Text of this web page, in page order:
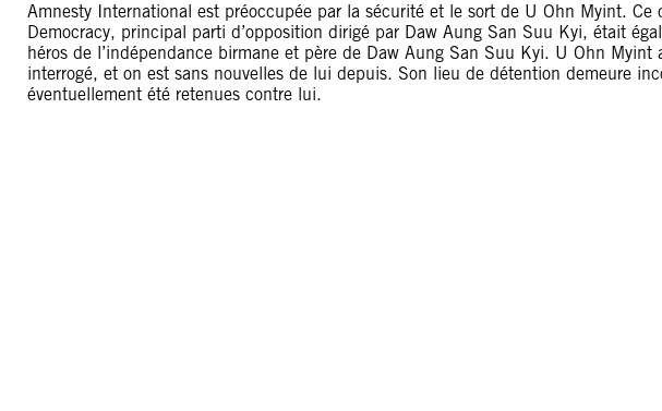
Amnesty International est préoccupée par la sécurité et le sort de U Ohn Myint. Ce
Democracy, principal parti d’opposition dirigé par Daw Aung San Suu Kyi, était
héros de l’indépendance birmane et père de Daw Aung San Suu Kyi. U Ohn
interrogé, et on est sans nouvelles de lui depuis. Son lieu de détention demeure
éventuellement été retenues contre lui.